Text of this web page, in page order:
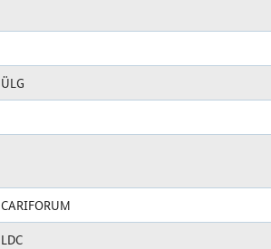
ÜLG
CARIFORUM
LDC